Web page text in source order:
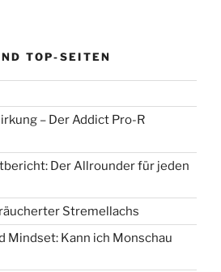
TOP-SEITEN
– Der Addict Pro-R
Der Allrounder für jeden
Stremellachs
Mindset: Kann ich Monschau